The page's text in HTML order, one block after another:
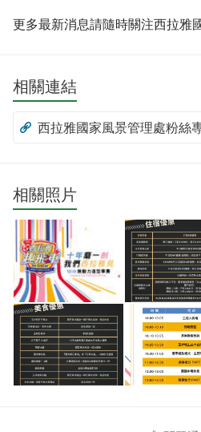
更多最新消息請隨時關注西拉雅
相關連結
西拉雅國家風景管理處粉絲
相關照片